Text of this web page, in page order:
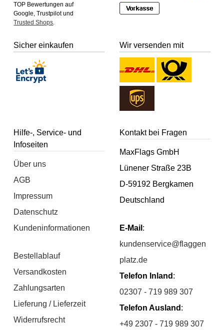
TOP Bewertungen auf
Google, Trustpilot und
Trusted Shops.
Sicher einkaufen Wir versenden mit
Hilfe-, Service- und
Infoseiten
Über uns
AGB
Impressum
Datenschutz
Kundeninformationen
Bestellablauf
Versandkosten
Zahlungsarten
Lieferung / Lieferzeit
Widerrufsrecht
Kontakt bei Fragen
MaxFlags GmbH
Lünener Straße 23B
D-59192 Bergkamen
Deutschland
E-Mail :
kundenservice@flaggen
platz.de
Telefon Inland :
02307 - 719 989 307
Telefon Ausland :
+49 2307 - 719 989 307